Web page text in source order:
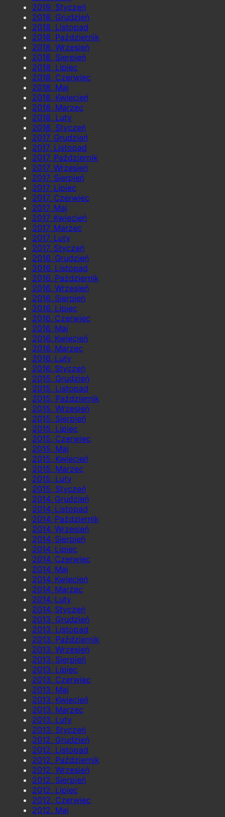
2019, Styczeń
2018, Grudzień
2018, Listopad
2018, Październik
2018, Wrzesień
2018, Sierpień
2018, Lipiec
2018, Czerwiec
2018, Maj
2018, Kwiecień
2018, Marzec
2018, Luty
2018, Styczeń
2017, Grudzień
2017, Listopad
2017, Październik
2017, Wrzesień
2017, Sierpień
2017, Lipiec
2017, Czerwiec
2017, Maj
2017, Kwiecień
2017, Marzec
2017, Luty
2017, Styczeń
2016, Grudzień
2016, Listopad
2016, Październik
2016, Wrzesień
2016, Sierpień
2016, Lipiec
2016, Czerwiec
2016, Maj
2016, Kwiecień
2016, Marzec
2016, Luty
2016, Styczeń
2015, Grudzień
2015, Listopad
2015, Październik
2015, Wrzesień
2015, Sierpień
2015, Lipiec
2015, Czerwiec
2015, Maj
2015, Kwiecień
2015, Marzec
2015, Luty
2015, Styczeń
2014, Grudzień
2014, Listopad
2014, Październik
2014, Wrzesień
2014, Sierpień
2014, Lipiec
2014, Czerwiec
2014, Maj
2014, Kwiecień
2014, Marzec
2014, Luty
2014, Styczeń
2013, Grudzień
2013, Listopad
2013, Październik
2013, Wrzesień
2013, Sierpień
2013, Lipiec
2013, Czerwiec
2013, Maj
2013, Kwiecień
2013, Marzec
2013, Luty
2013, Styczeń
2012, Grudzień
2012, Listopad
2012, Październik
2012, Wrzesień
2012, Sierpień
2012, Lipiec
2012, Czerwiec
2012, Maj